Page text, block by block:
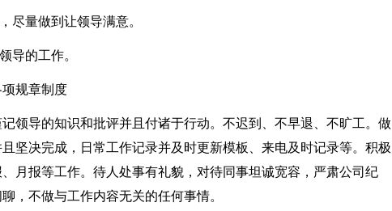
尽量做到让领导满意。
导的工作。
规章制度
领导的知识和批评并且付诸于行动。不迟到、不早退、不旷工。做
坚决完成，日常工作记录并及时更新模板、来电及时记录等。积极
月报等工作。待人处事有礼貌，对待同事坦诚宽容，严肃公司纪
，不做与工作内容无关的任何事情。